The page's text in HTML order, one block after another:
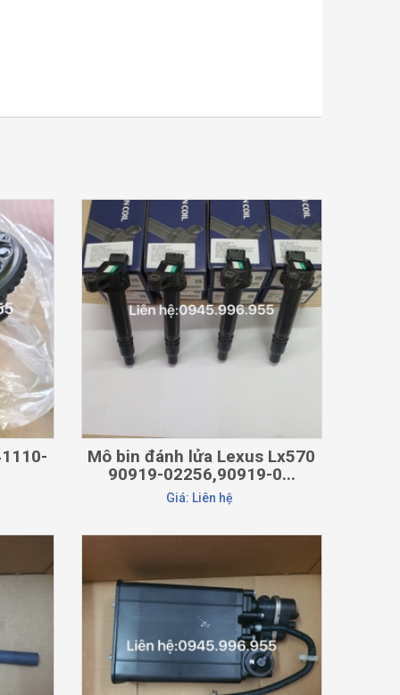
CHI TIẾT
Mô bin đánh lửa Lexus Lx570
90919-02256,90919-0...
Giá: Liên hệ
CHI TIẾT